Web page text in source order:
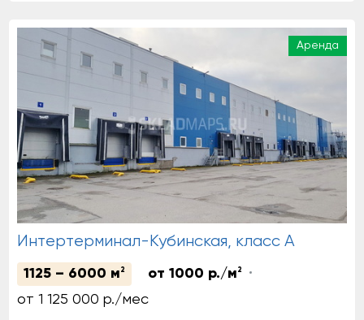
Аренда
Интертерминал-Кубинская, класс А
1125 – 6000 м 2 от 1000 р./м 2
от 1 125 000 р./мес